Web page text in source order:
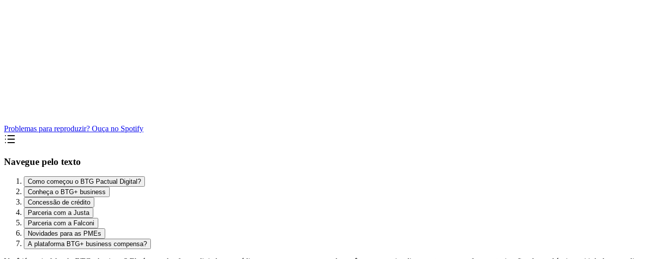
Problemas para reproduzir? Ouça no Spotify
Navegue pelo texto
Como começou o BTG Pactual Digital?
Conheça o BTG+ business
Concessão de crédito
Parceria com a Justa
Parceria com a Falconi
Novidades para as PMEs
A plataforma BTG+ business compensa?